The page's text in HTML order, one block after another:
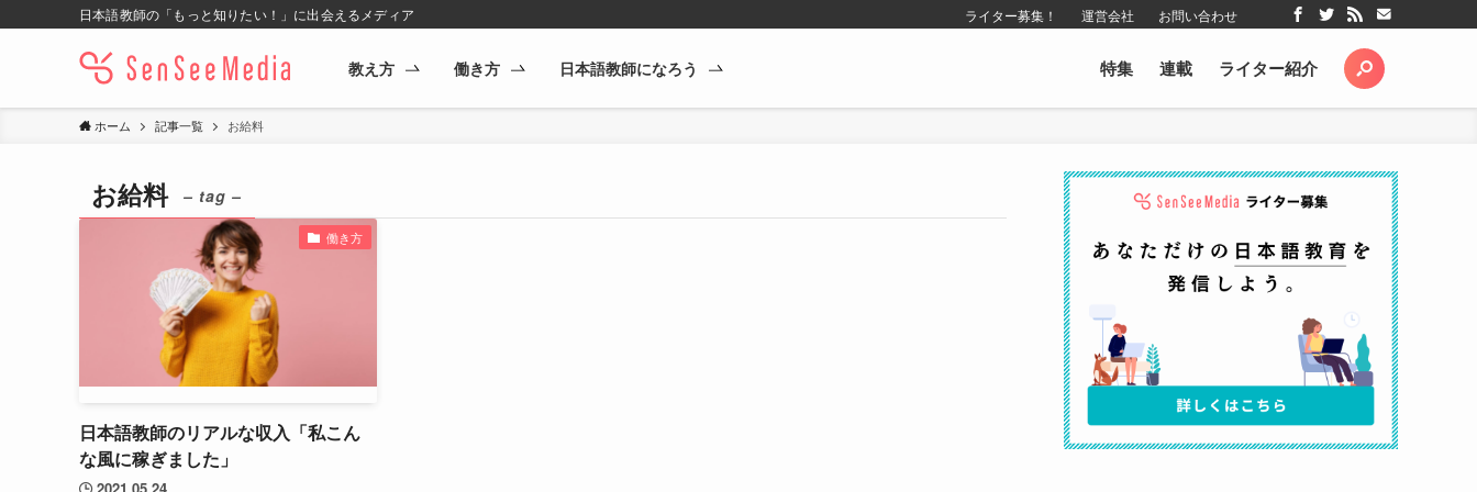
日本語教師の「もっと知りたい！」に出会えるメディア ライター募集！ 運営会社 お問い合わせ
教え方 働き方 日本語教師になろう 特集 連載 ライター紹介
ホーム 記事一覧 お給料
お給料 – tag –
働き方
日本語教師のリアルな収入「私こん
な風に稼ぎました」